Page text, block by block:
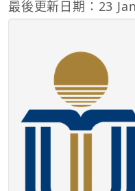
最後更新日期：23